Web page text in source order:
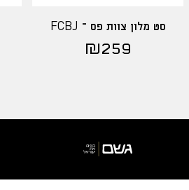
סט מלון צוות פס – FCBJ
₪259